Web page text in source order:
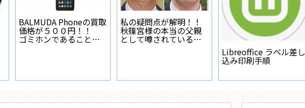
BALMUDA Phoneの買取
価格が５００円！！
ゴミホンであることが
私の疑問点が解明！！
秋篠宮様の本当の父親
として噂されている人
Libreoffice ラベル差し
込み印刷手順